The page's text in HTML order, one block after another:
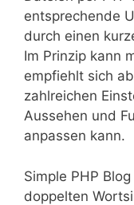
entsprechende
durch einen
Im Prinzip kann
empfiehlt sich
zahlreichen
Aussehen und
anpassen kann.
Simple PHP
doppelten